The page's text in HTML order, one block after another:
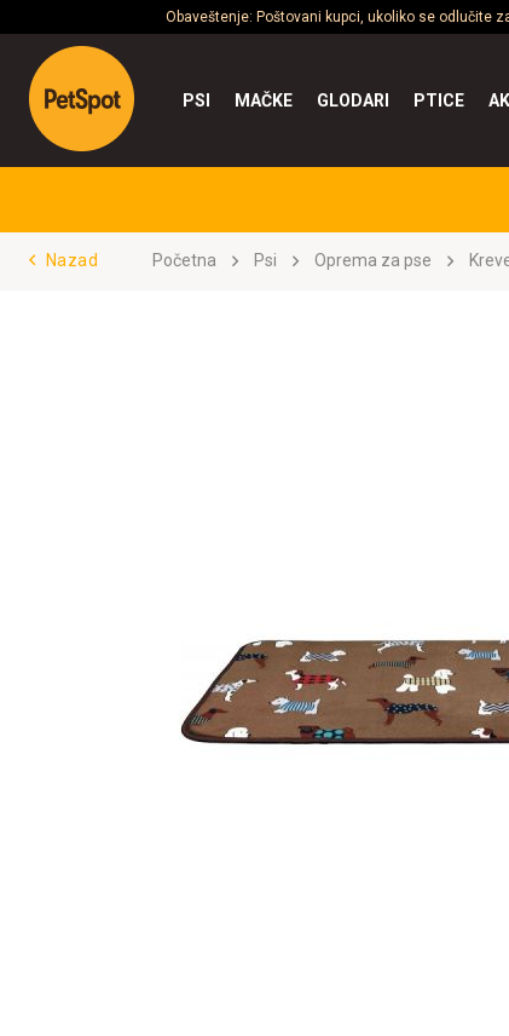
Obaveštenje: Poštovani kupci, ukoliko se odlučite
PSI MAČKE GLODARI PTICE
Nazad Početna Psi Oprema za pse